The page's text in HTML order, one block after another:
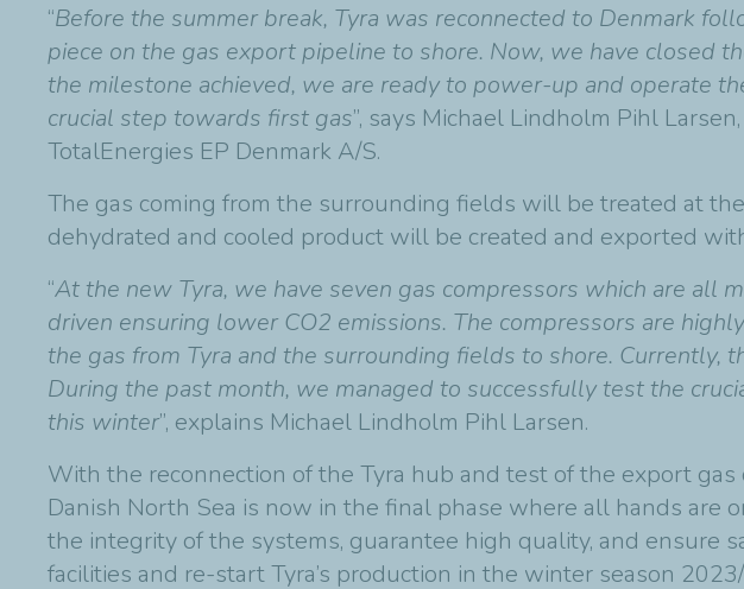
“Before the summer break, Tyra was reconnected to Denmark
piece on the gas export pipeline to shore. Now, we have closed
the milestone achieved, we are ready to power-up and operate
crucial step towards first gas”, says Michael Lindholm Pihl
TotalEnergies EP Denmark A/S.
The gas coming from the surrounding fields will be treated at
dehydrated and cooled product will be created and exported
“At the new Tyra, we have seven gas compressors which are
driven ensuring lower CO2 emissions. The compressors are
the gas from Tyra and the surrounding fields to shore.
During the past month, we managed to successfully test the
this winter”, explains Michael Lindholm Pihl Larsen.
With the reconnection of the Tyra hub and test of the export
Danish North Sea is now in the final phase where all hands
the integrity of the systems, guarantee high quality, and
facilities and re-start Tyra’s production in the winter season